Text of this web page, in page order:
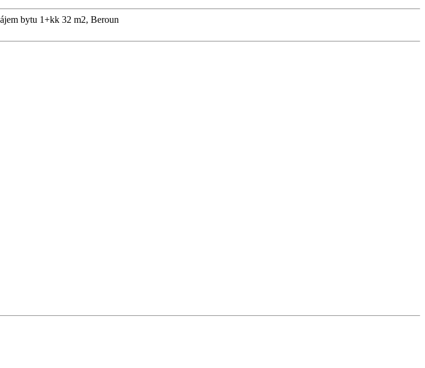
bytu 1+kk 32 m2, Beroun